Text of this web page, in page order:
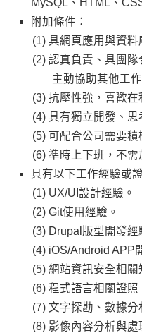
MySQL、HTML、
附加條件：
具網頁應用與資料
認真負責、具團隊
主動協助其他工作
抗壓性強，喜歡在
具有獨立開發、思
可配合公司需要積
準時上下班，不需
具有以下工作經驗或
UX/UI設計經驗。
Git使用經驗。
Drupal版型開發經
iOS/Android APP
網站資訊安全相關
程式語言相關證照
文字探勘、數據分
影像內容分析與處